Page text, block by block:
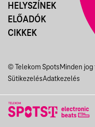
HELYSZÍNEK
ELŐADÓK
CIKKEK
© Telekom SpotsMinden
SütikezelésAdatkezelés